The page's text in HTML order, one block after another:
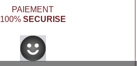
PAIEMENT
100% SECURISE